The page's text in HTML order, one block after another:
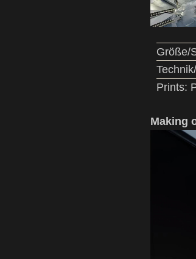
Größe/
Prints:
Making